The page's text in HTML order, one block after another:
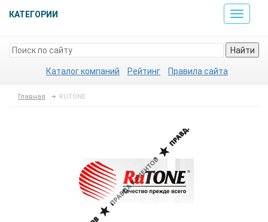
КАТЕГОРИИ
Toggle
Найти
Каталог компаний Рейтинг Правила сайта
Главная RUTONE